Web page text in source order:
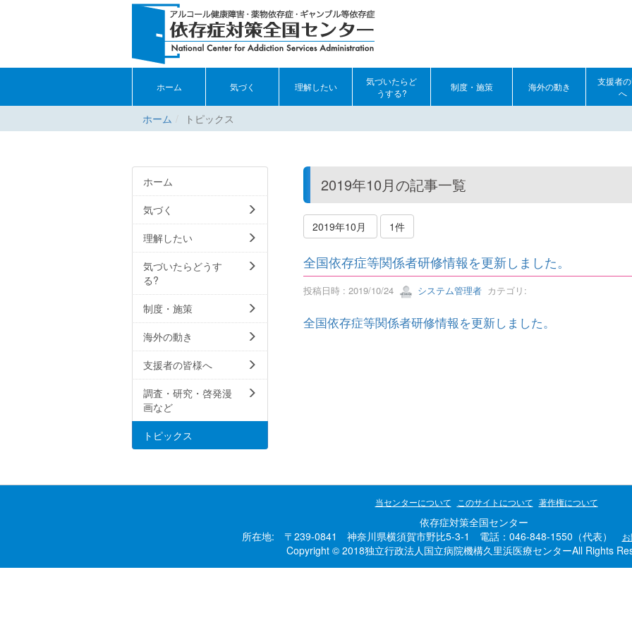
ホーム 気づく 理解したい
気づいたらど
うする?
制度・施策 海外の動き
支援者
へ
ホーム トピックス
2019年10月の記事一覧
2019年10月 1件
全国依存症等関係者研修情報を更新しました。
投稿日時 : 2019/10/24 システム管理者カテゴリ:
全国依存症等関係者研修情報を更新しました。
ホーム
気づく
理解したい
気づいたらどうす
る?
制度・施策
海外の動き
支援者の皆様へ
調査・研究・啓発漫
画など
トピックス
当センターについて このサイトについて 著作権について
依存症対策全国センター
所在地: 〒239-0841 神奈川県横須賀市野比5-3-1 電話：046-848-1550（代表）
Copyright © 2018独立行政法人国立病院機構久里浜医療センターAll Rights